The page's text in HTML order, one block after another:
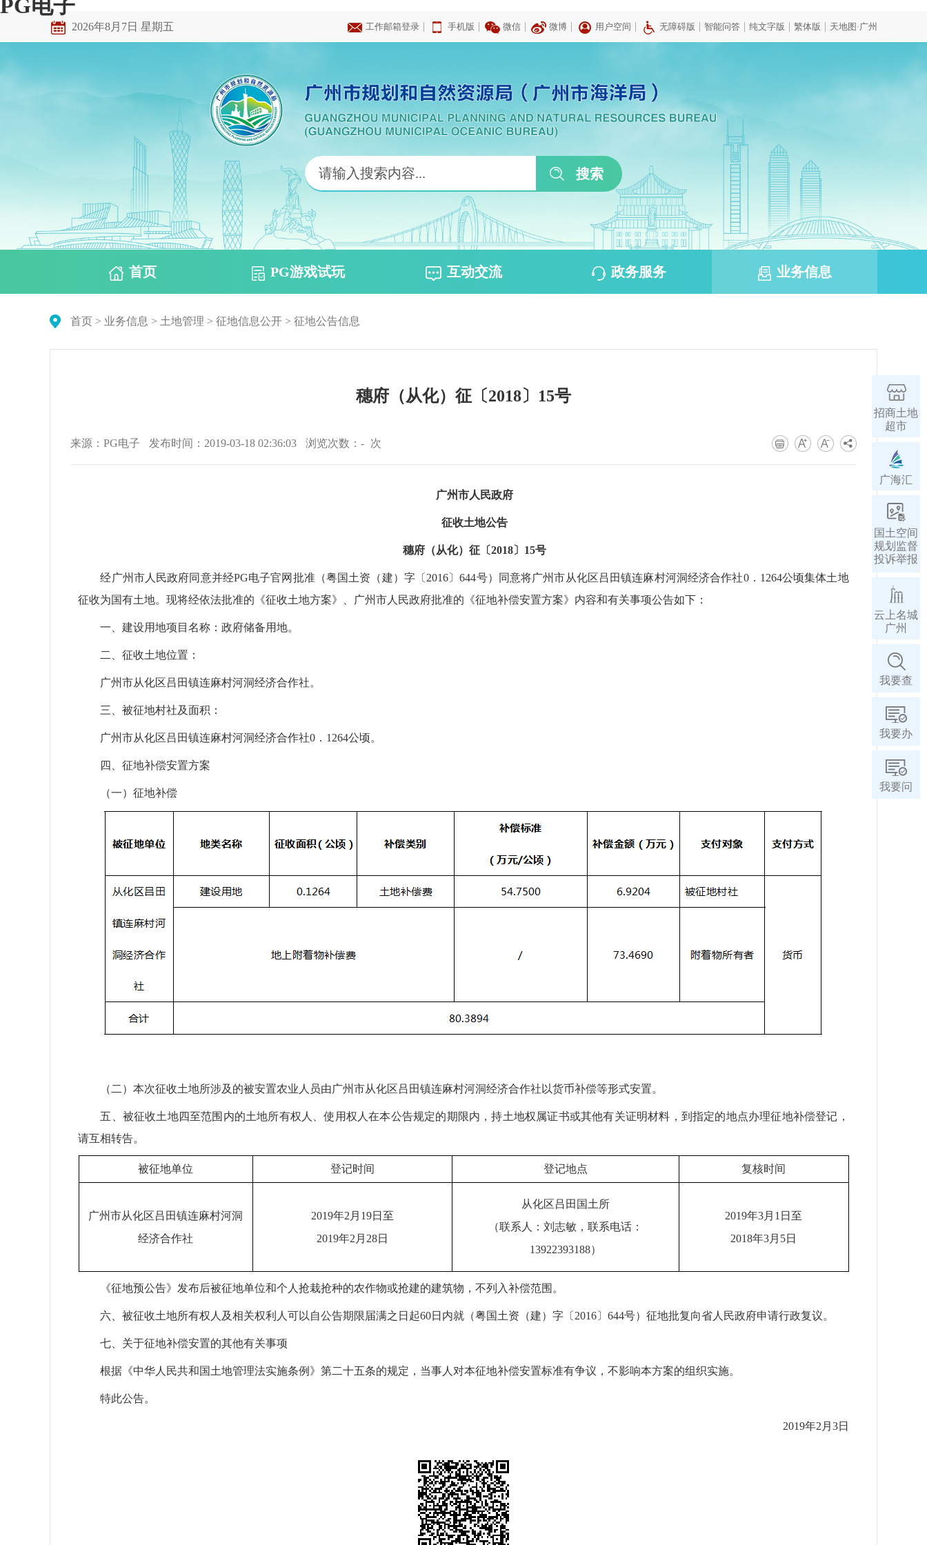
PG电子
2026年8月7日 星期五 工作邮箱登录 | 手机版 | 微信 | 微博 | 用户空间 | 无障碍版 | 智能问答 | 纯文字版 | 繁体版 | 天地图·广州
首页 PG游戏试玩 互动交流 政务服务 业务信息
首页 > 业务信息 > 土地管理 > 征地信息公开 > 征地公告信息
穗府（从化）征〔2018〕15号
来源：PG电子 发布时间：2019-03-18 02:36:03 浏览次数： - 次
广州市人民政府
征收土地公告
穗府（从化）征〔2018〕15号
经广州市人民政府同意并经PG电子官网批准（粤国土资（建）字〔2016〕644号）同意将广州市从化区吕田镇连麻村河洞经济合作社0．1264公顷集体土地
征收为国有土地。现将经依法批准的《征收土地方案》、广州市人民政府批准的《征地补偿安置方案》内容和有关事项公告如下：
一、建设用地项目名称：政府储备用地。
二、征收土地位置：
广州市从化区吕田镇连麻村河洞经济合作社。
三、被征地村社及面积：
广州市从化区吕田镇连麻村河洞经济合作社0．1264公顷。
四、征地补偿安置方案
（一）征地补偿
（二）本次征收土地所涉及的被安置农业人员由广州市从化区吕田镇连麻村河洞经济合作社以货币补偿等形式安置。
五、被征收土地四至范围内的土地所有权人、使用权人在本公告规定的期限内，持土地权属证书或其他有关证明材料，到指定的地点办理征地补偿登记，
请互相转告。
被征地单位 登记时间 登记地点 复核时间
广州市从化区吕田镇连麻村河洞
经济合作社
2019年2 月 19日至
2019年2 月 28日
从化区吕田国土所
（联系人： 刘志敏 ，联系电话：
13922393188）
2019年3月 1 日至
2018年3月 5日
《征地预公告》发布后被征地单位和个人抢栽抢种的农作物或抢建的建筑物，不列入补偿范围。
六、被征收土地所有权人及相关权利人可以自公告期限届满之日起60日内就（粤国土资（建）字〔2016〕644号）征地批复向省人民政府申请行政复议。
七、关于征地补偿安置的其他有关事项
根据《中华人民共和国土地管理法实施条例》第二十五条的规定，当事人对本征地补偿安置标准有争议，不影响本方案的组织实施。
特此公告。
2019年2月3日
招商土地
超市
广海汇
国土空间
规划监督
投诉举报
云上名城
广州
我要查
我要办
我要问